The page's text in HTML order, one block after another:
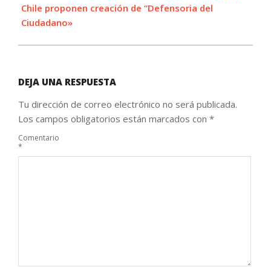
Chile proponen creación de “Defensoria del
Ciudadano»
DEJA UNA RESPUESTA
Tu dirección de correo electrónico no será publicada.
Los campos obligatorios están marcados con *
Comentario
*